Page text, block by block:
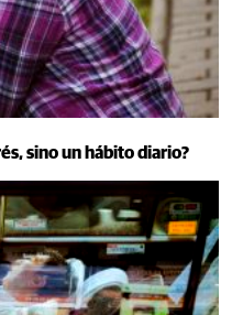
sino un hábito diario?